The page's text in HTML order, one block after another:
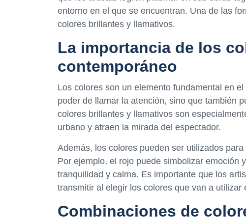
entorno en el que se encuentran. Una de las
colores brillantes y llamativos.
La importancia de los
contemporáneo
Los colores son un elemento fundamental en
poder de llamar la atención, sino que también
colores brillantes y llamativos son
urbano y atraen la mirada del espectador.
Además, los colores pueden ser utilizados
Por ejemplo, el rojo puede simbolizar emoción
tranquilidad y calma. Es importante que los
transmitir al elegir los colores que van a utilizar
Combinaciones de